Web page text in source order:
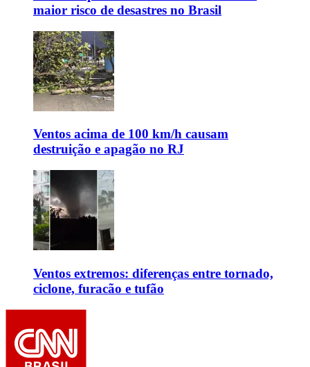
maior risco de desastres no Brasil
Ventos acima de 100 km/h causam
destruição e apagão no RJ
Ventos extremos: diferenças entre tornado,
ciclone, furacão e tufão